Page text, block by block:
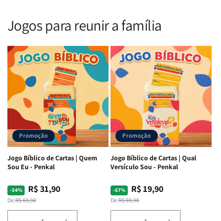
Almeida
Letra
Média
Full
Color
Brochura
Rei
Leão
Almeida
Letra
Média
&amp;
Full
Color
|
Brochura
|
Rei
Leão
PPM
|
|
Full
Color
Capa
Dura
Harpa
|
-
Cruz
Laranja
|
Full
Color
|
Capa
Dura
Harpa
|
-
Cruz
Laranja
Jogos para reunir a família
Promoção
Jogo Bíblico de Cartas | Quem
Sou Eu - Penkal
-54%
Preço
normal
De:R$ 69,90
Preço
promocional
R$ 31,90
Promoção
Jogo Bíblico de Cartas | Qual
Versículo Sou - Penkal
-67%
Preço
normal
De:R$ 59,90
Preço
promocional
R$ 19,90